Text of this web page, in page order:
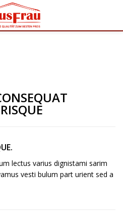
lectus varius dignistami sarim
vesti bulum part urient sed a